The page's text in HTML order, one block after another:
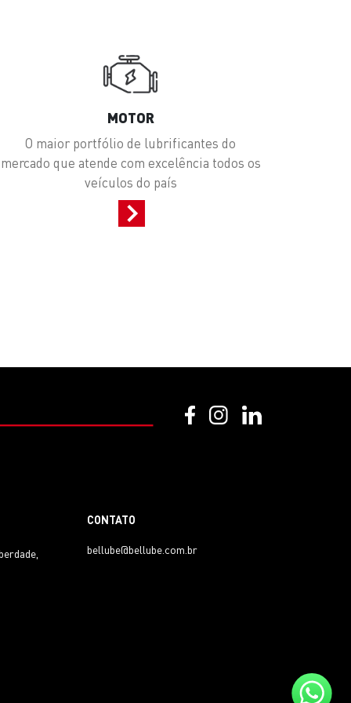
MOTOR
O maior portfólio de lubrificantes do
mercado que atende com excelência todos os
veículos do país
CONTATO
bellube@bellube.com.br